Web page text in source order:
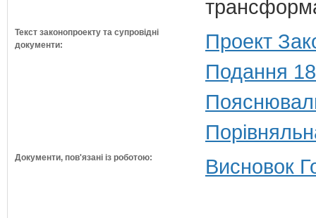
Текст законопроекту та супровідні
документи:
Проект
Подання
Документи, пов'язані із роботою: Висновок